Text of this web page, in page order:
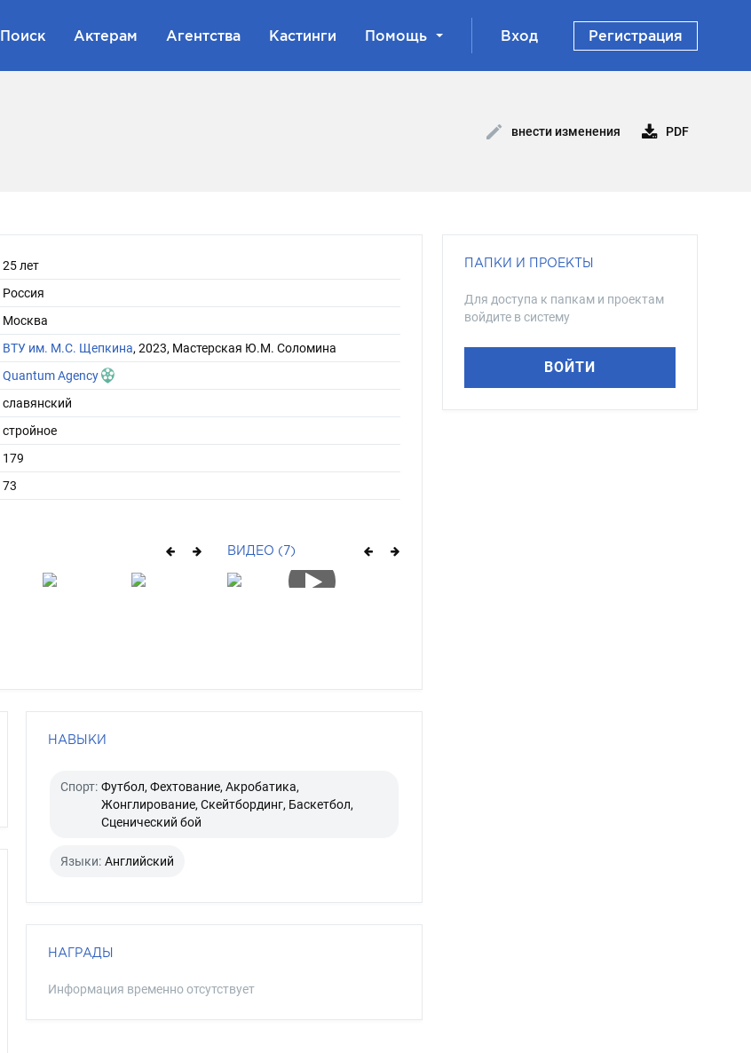
Поиск Актерам Агентства Кастинги Помощь Вход Регистрация
внести изменения PDF
25 лет
Россия
Москва
ВТУ им. М.С. Щепкина, 2023, Мастерская Ю.М. Соломина
Quantum Agency
славянский
стройное
179
73
ВИДЕО (7)
НАВЫКИ
Спорт: Футбол, Фехтование, Акробатика,
Жонглирование, Скейтбординг, Баскетбол,
Сценический бой
Языки: Английский
НАГРАДЫ
Информация временно отсутствует
ПАПКИ И ПРОЕКТЫ
Для доступа к папкам и проектам
войдите в систему
ВОЙТИ